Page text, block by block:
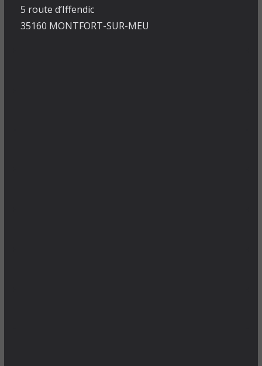
5 route d’Iffendic
35160 MONTFORT-SUR-MEU